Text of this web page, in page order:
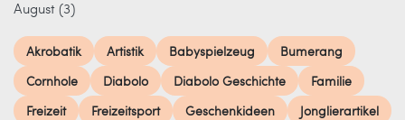
August (3)
Akrobatik Artistik Babyspielzeug
Bumerang
Cornhole
Diabolo Diabolo Geschichte
Familie
Freizeit
Freizeitsport Geschenkideen
Jonglierartikel